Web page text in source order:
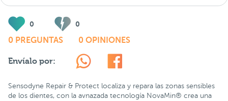
0 0
0 PREGUNTAS 0 OPINIONES
Envíalo por:
Sensodyne Repair & Protect localiza y repara las zonas sensibles
de los dientes, con la avnazada tecnología NovaMin® crea una